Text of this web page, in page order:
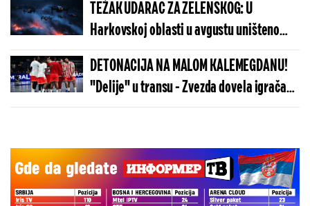
TEŽAK UDARAC ZA ZELENSKOG: U
Harkovskoj oblasti u avgustu uništeno
više od 100 „baba jaga“
DETONACIJA NA MALOM KALEMEGDANU!
"Delije" u transu - Zvezda dovela igrača
Real Madrida!